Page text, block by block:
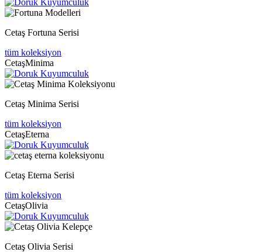
Cetaş Fortuna Serisi
tüm koleksiyon
CetaşMinima
Cetaş Minima Serisi
tüm koleksiyon
CetaşEterna
Cetaş Eterna Serisi
tüm koleksiyon
CetaşOlivia
Cetaş Olivia Serisi